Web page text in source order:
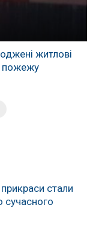
житлові
пожежу
стали